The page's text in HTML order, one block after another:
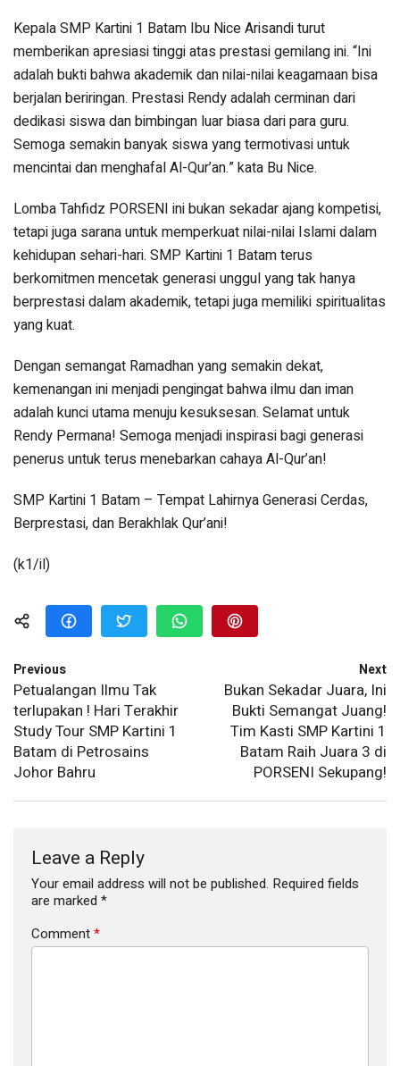
Kepala SMP Kartini 1 Batam Ibu Nice Arisandi turut
memberikan apresiasi tinggi atas prestasi gemilang ini. “Ini
adalah bukti bahwa akademik dan nilai-nilai keagamaan bisa
berjalan beriringan. Prestasi Rendy adalah cerminan dari
dedikasi siswa dan bimbingan luar biasa dari para guru.
Semoga semakin banyak siswa yang termotivasi untuk
mencintai dan menghafal Al-Qur’an.” kata Bu Nice.
Lomba Tahfidz PORSENI ini bukan sekadar ajang kompetisi,
tetapi juga sarana untuk memperkuat nilai-nilai Islami dalam
kehidupan sehari-hari. SMP Kartini 1 Batam terus
berkomitmen mencetak generasi unggul yang tak hanya
berprestasi dalam akademik, tetapi juga memiliki spiritualitas
yang kuat.
Dengan semangat Ramadhan yang semakin dekat,
kemenangan ini menjadi pengingat bahwa ilmu dan iman
adalah kunci utama menuju kesuksesan. Selamat untuk
Rendy Permana! Semoga menjadi inspirasi bagi generasi
penerus untuk terus menebarkan cahaya Al-Qur’an!
SMP Kartini 1 Batam – Tempat Lahirnya Generasi Cerdas,
Berprestasi, dan Berakhlak Qur’ani!
(k1/il)
Previous
Petualangan Ilmu Tak
terlupakan ! Hari Terakhir
Study Tour SMP Kartini 1
Batam di Petrosains
Johor Bahru
Next
Bukan Sekadar Juara, Ini
Bukti Semangat Juang!
Tim Kasti SMP Kartini 1
Batam Raih Juara 3 di
PORSENI Sekupang!
Leave a Reply
Your email address will not be published. Required fields
are marked *
Comment*